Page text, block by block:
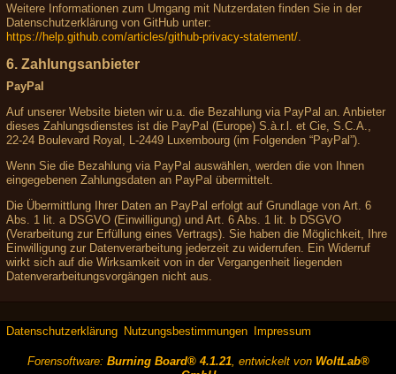
Weitere Informationen zum Umgang mit Nutzerdaten finden Sie in der
Datenschutzerklärung von GitHub unter:
https://help.github.com/articles/github-privacy-statement/
6. Zahlungsanbieter
PayPal
Auf unserer Website bieten wir u.a. die Bezahlung via PayPal an. Anbieter
dieses Zahlungsdienstes ist die PayPal (Europe) S.à.r.l. et Cie, S.C.A.,
22-24 Boulevard Royal, L-2449 Luxembourg (im Folgenden “PayPal”).
Wenn Sie die Bezahlung via PayPal auswählen, werden die von Ihnen
eingegebenen Zahlungsdaten an PayPal übermittelt.
Die Übermittlung Ihrer Daten an PayPal erfolgt auf Grundlage von Art. 6
Abs. 1 lit. a DSGVO (Einwilligung) und Art. 6 Abs. 1 lit. b DSGVO
(Verarbeitung zur Erfüllung eines Vertrags). Sie haben die Möglichkeit, Ihre
Einwilligung zur Datenverarbeitung jederzeit zu widerrufen. Ein Widerruf
wirkt sich auf die Wirksamkeit von in der Vergangenheit liegenden
Datenverarbeitungsvorgängen nicht aus.
Datenschutzerklärung Nutzungsbestimmungen Impressum
Forensoftware: Burning Board® 4.1.21, entwickelt von WoltLab®